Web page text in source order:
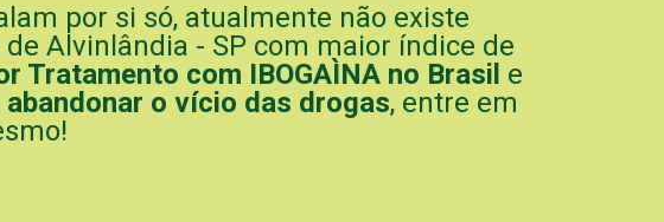
por si só, atualmente não existe
Alvinlândia - SP com maior índice de
Tratamento com IBOGAÌNA no Brasil e
abandonar o vício das drogas, entre em